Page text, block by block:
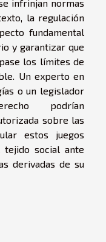
infrinjan normas
la regulación
fundamental
y garantizar que
los límites de
Un experto en
o un legislador
podrían
sobre las
estos juegos
tejido social ante
derivadas de su